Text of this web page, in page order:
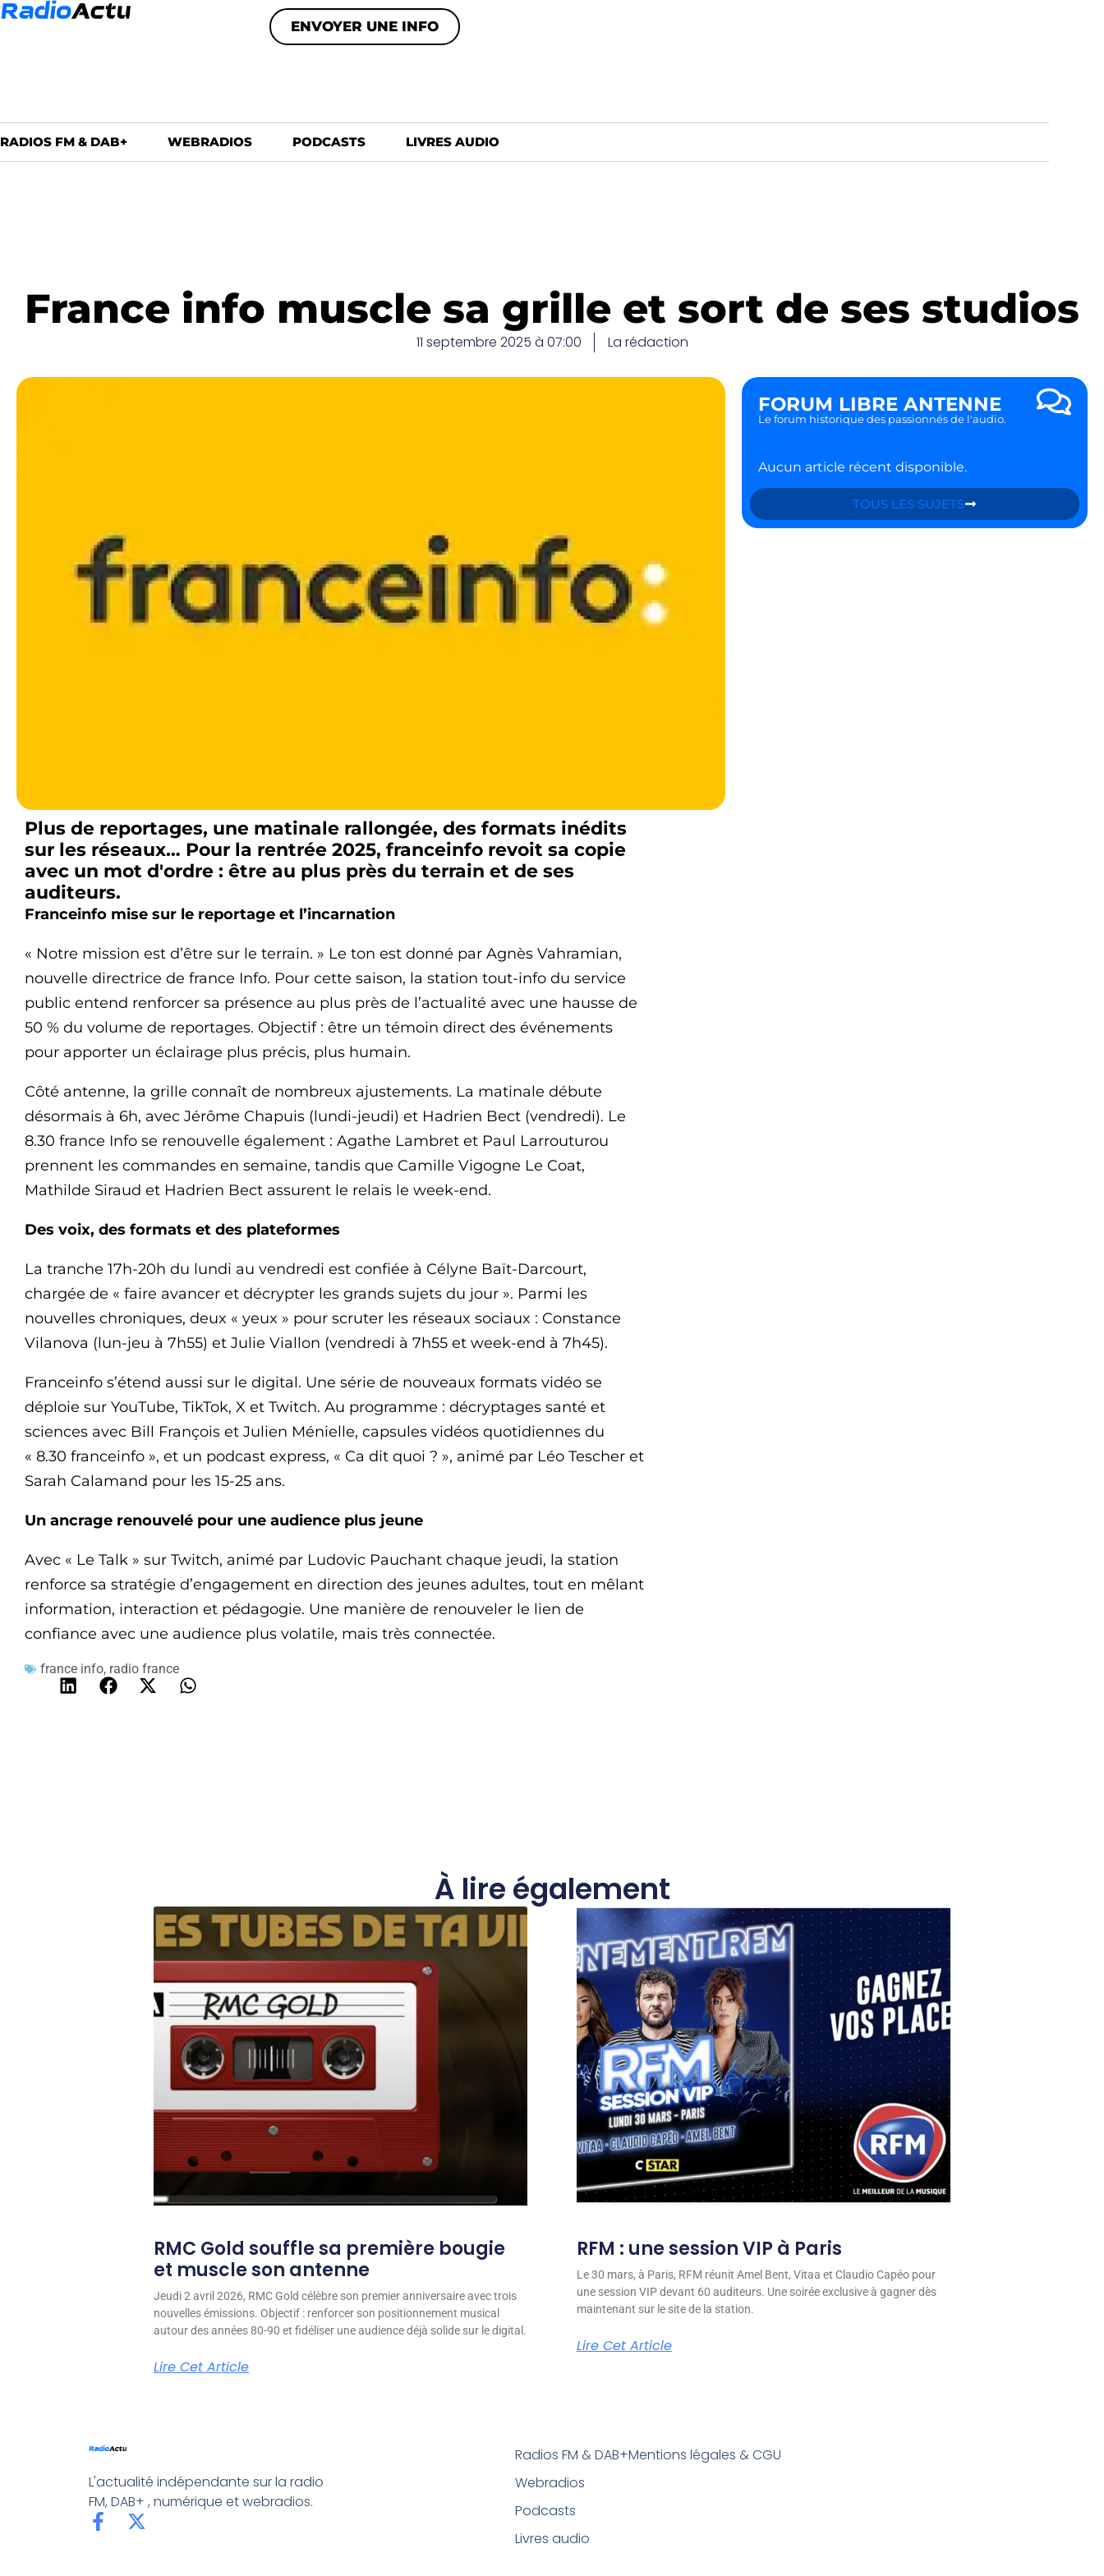
ENVOYER UNE INFO
RADIOS FM & DAB+ WEBRADIOS PODCASTS LIVRES AUDIO
France info muscle sa grille et sort de ses studios
11 septembre 2025 à 07:00 La rédaction
Plus de reportages, une matinale rallongée, des formats inédits
sur les réseaux… Pour la rentrée 2025, franceinfo revoit sa copie
avec un mot d'ordre : être au plus près du terrain et de ses
auditeurs.
Franceinfo mise sur le reportage et l’incarnation
« Notre mission est d’être sur le terrain. » Le ton est donné par Agnès Vahramian,
nouvelle directrice de france Info. Pour cette saison, la station tout-info du service
public entend renforcer sa présence au plus près de l’actualité avec une hausse de
50 % du volume de reportages. Objectif : être un témoin direct des événements
pour apporter un éclairage plus précis, plus humain.
Côté antenne, la grille connaît de nombreux ajustements. La matinale débute
désormais à 6h, avec Jérôme Chapuis (lundi-jeudi) et Hadrien Bect (vendredi). Le
8.30 france Info se renouvelle également : Agathe Lambret et Paul Larrouturou
prennent les commandes en semaine, tandis que Camille Vigogne Le Coat,
Mathilde Siraud et Hadrien Bect assurent le relais le week-end.
Des voix, des formats et des plateformes
La tranche 17h-20h du lundi au vendredi est confiée à Célyne Baït-Darcourt,
chargée de « faire avancer et décrypter les grands sujets du jour ». Parmi les
nouvelles chroniques, deux « yeux » pour scruter les réseaux sociaux : Constance
Vilanova (lun-jeu à 7h55) et Julie Viallon (vendredi à 7h55 et week-end à 7h45).
Franceinfo s’étend aussi sur le digital. Une série de nouveaux formats vidéo se
déploie sur YouTube, TikTok, X et Twitch. Au programme : décryptages santé et
sciences avec Bill François et Julien Ménielle, capsules vidéos quotidiennes du
« 8.30 franceinfo », et un podcast express, « Ca dit quoi ? », animé par Léo Tescher et
Sarah Calamand pour les 15-25 ans.
Un ancrage renouvelé pour une audience plus jeune
Avec « Le Talk » sur Twitch, animé par Ludovic Pauchant chaque jeudi, la station
renforce sa stratégie d’engagement en direction des jeunes adultes, tout en mêlant
information, interaction et pédagogie. Une manière de renouveler le lien de
confiance avec une audience plus volatile, mais très connectée.
france info, radio france
FORUM LIBRE ANTENNE
Le forum historique des passionnés de l'audio.
Aucun article récent disponible.
TOUS LES SUJETS
À lire également
RMC Gold souffle sa première bougie
et muscle son antenne
Jeudi 2 avril 2026, RMC Gold célèbre son premier anniversaire avec trois
nouvelles émissions. Objectif : renforcer son positionnement musical
autour des années 80-90 et fidéliser une audience déjà solide sur le digital.
Lire Cet Article
RFM : une session VIP à Paris
Le 30 mars, à Paris, RFM réunit Amel Bent, Vitaa et Claudio Capéo pour
une session VIP devant 60 auditeurs. Une soirée exclusive à gagner dès
maintenant sur le site de la station.
Lire Cet Article
L'actualité indépendante sur la radio
FM, DAB+ , numérique et webradios.
Radios FM & DAB+
Webradios
Podcasts
Livres audio
Mentions légales & CGU